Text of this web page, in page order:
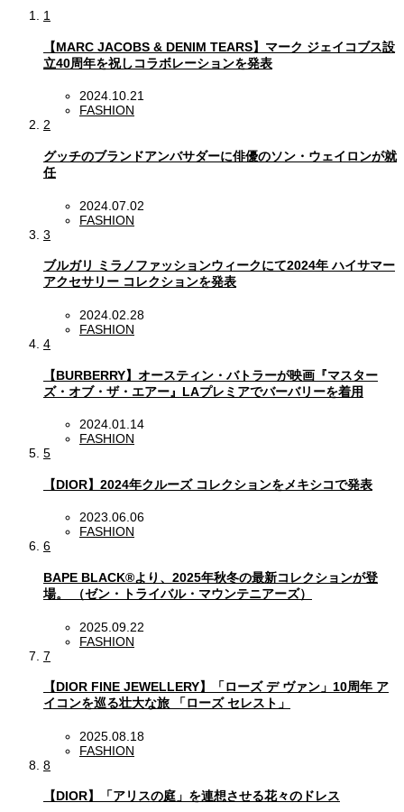
1
【MARC JACOBS & DENIM TEARS】マーク ジェイコブス設
立40周年を祝しコラボレーションを発表
2024.10.21
FASHION
2
グッチのブランドアンバサダーに俳優のソン・ウェイロンが就
任
2024.07.02
FASHION
3
ブルガリ ミラノファッションウィークにて2024年 ハイサマー
アクセサリー コレクションを発表
2024.02.28
FASHION
4
【BURBERRY】オースティン・バトラーが映画『マスター
ズ・オブ・ザ・エアー』LAプレミアでバーバリーを着用
2024.01.14
FASHION
5
【DIOR】2024年クルーズ コレクションをメキシコで発表
2023.06.06
FASHION
6
BAPE BLACK®︎より、2025年秋冬の最新コレクションが登
場。 （ゼン・トライバル・マウンテニアーズ）
2025.09.22
FASHION
7
【DIOR FINE JEWELLERY】「ローズ デ ヴァン」10周年 ア
イコンを巡る壮大な旅 「ローズ セレスト」
2025.08.18
FASHION
8
【DIOR】「アリスの庭」を連想させる花々のドレス